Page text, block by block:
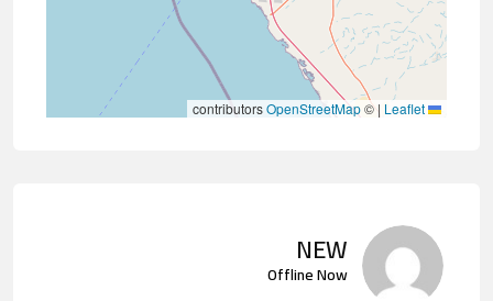
|
©
OpenStreetMap
NEW
Offline Now